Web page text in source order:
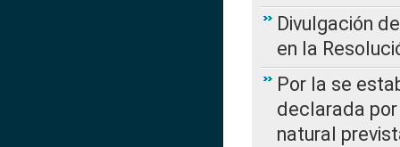
Divulgación
en la
Por la se
declarada
natural